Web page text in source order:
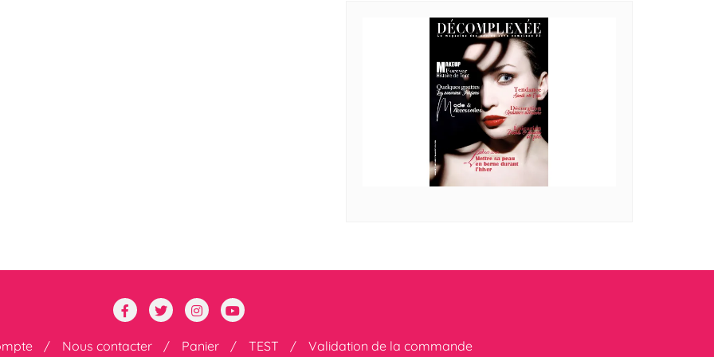
Nous contacter Panier TEST Validation de la commande